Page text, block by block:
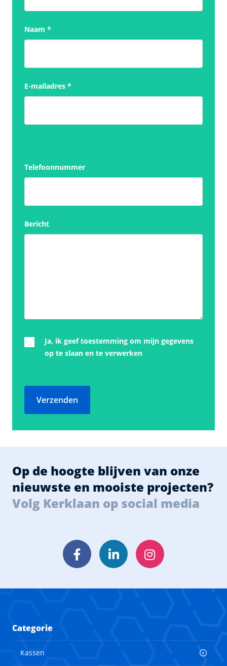
Naam *
E-mailadres *
Telefoonnummer
Bericht
Ja, ik geef toestemming om mijn gegevens
op te slaan en te verwerken
Verzenden
Op de hoogte blijven van onze
nieuwste en mooiste projecten?
Volg Kerklaan op social media
FacebookLinkedInInstagram
Categorie
Kassen